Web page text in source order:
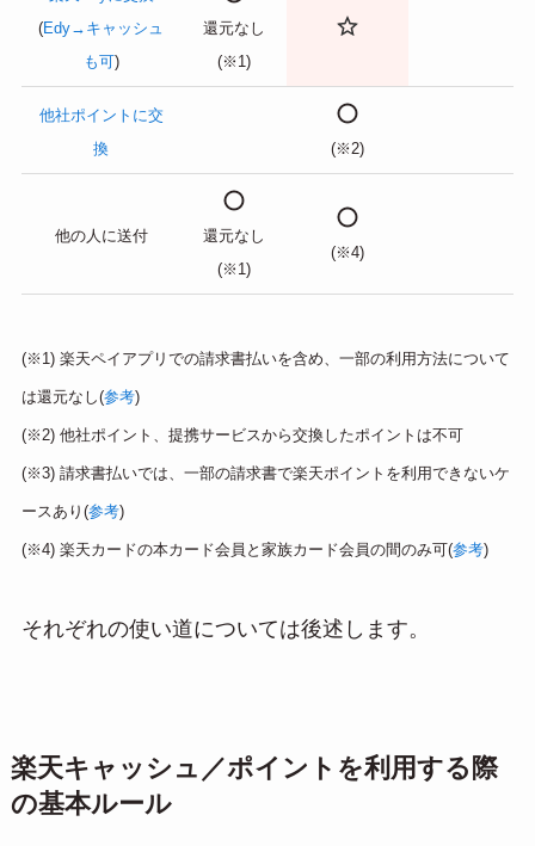
(Edy→キャッシュ
も可)
還元なし
(※1)
他社ポイントに交
換
(※2)
他の人に送付
還元なし
(※1)
(※4)
(※1) 楽天ペイアプリでの請求書払いを含め、一部の利用方法について
は還元なし(参考)
(※2) 他社ポイント、提携サービスから交換したポイントは不可
(※3) 請求書払いでは、一部の請求書で楽天ポイントを利用できないケ
ースあり(参考)
(※4) 楽天カードの本カード会員と家族カード会員の間のみ可(参考)
それぞれの使い道については後述します。
楽天キャッシュ／ポイントを利用する際
の基本ルール